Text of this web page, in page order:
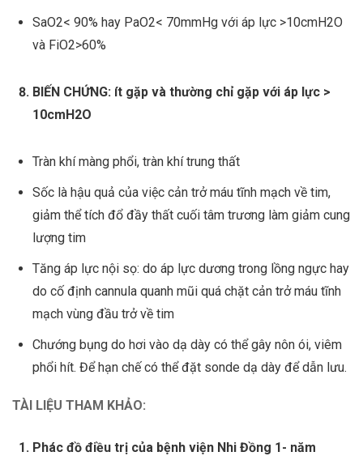
SaO2< 90% hay PaO2< 70mmHg với áp lực >10cmH2O
và FiO2>60%
BIẾN CHỨNG: ít gặp và thường chỉ gặp với áp lực >
10cmH2O
Tràn khí màng phổi, tràn khí trung thất
Sốc là hậu quả của việc cản trở máu tĩnh mạch về tim,
giảm thể tích đổ đầy thất cuối tâm trương làm giảm cung
lượng tim
Tăng áp lực nội sọ: do áp lực dương trong lồng ngực hay
do cố định cannula quanh mũi quá chặt cản trở máu tĩnh
mạch vùng đầu trở về tim
Chướng bụng do hơi vào dạ dày có thể gây nôn ói, viêm
phổi hít. Để hạn chế có thể đặt sonde dạ dày để dẫn lưu.
TÀI LIỆU THAM KHẢO:
Phác đồ điều trị của bệnh viện Nhi Đồng 1- năm